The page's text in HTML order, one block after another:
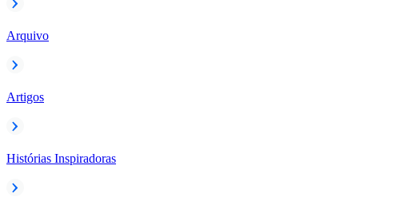
Arquivo
Artigos
Histórias Inspiradoras